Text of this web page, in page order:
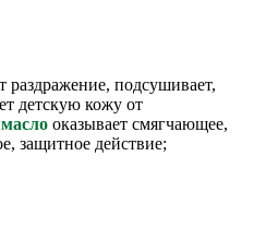
подсушивает,
детскую кожу от
оказывает смягчающее,
защитное действие;